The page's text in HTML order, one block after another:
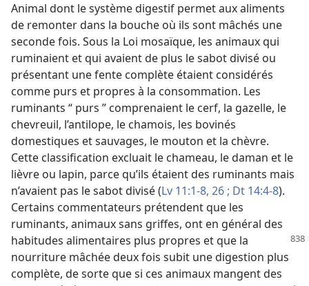
Animal dont le système digestif permet aux aliments
de remonter dans la bouche où ils sont mâchés une
seconde fois. Sous la Loi mosaïque, les animaux qui
ruminaient et qui avaient de plus le sabot divisé ou
présentant une fente complète étaient considérés
comme purs et propres à la consommation. Les
ruminants “ purs ” comprenaient le cerf, la gazelle, le
chevreuil, l’antilope, le chamois, les bovinés
domestiques et sauvages, le mouton et la chèvre.
Cette classification excluait le chameau, le daman et le
lièvre ou lapin, parce qu’ils étaient des ruminants mais
n’avaient pas le sabot divisé (Lv 11:1-8, 26 ; Dt 14:4-8).
Certains commentateurs prétendent que les
ruminants, animaux sans griffes, ont en général des
habitudes alimentaires plus propres et que la
nourriture mâchée deux fois subit une digestion plus
complète, de sorte que si ces animaux mangent des